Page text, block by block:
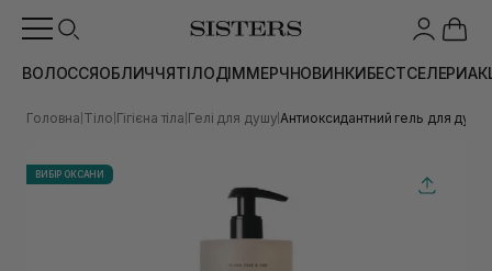
ВОЛОССЯОБЛИЧЧЯТІЛОДІММЕРЧНОВИНКИБЕСТСЕЛЕРИ
Головна Тіло Гігієна тіла Гелі для душу Антиоксидантний гель для
ВИБІР ОКСАНИ